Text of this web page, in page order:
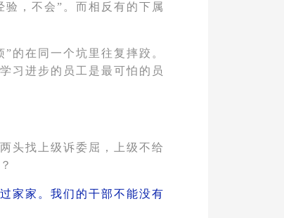
，不会”。而相反有的下属
的在同一个坑里往复摔跤。
习进步的员工是最可怕的员
头找上级诉委屈，上级不给
家家。我们的干部不能没有